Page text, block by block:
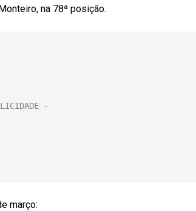
na 78ª posição.
março: